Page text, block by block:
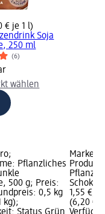
€ je 1 l)
Soja
250 ml
(6)
wählen
Pflanzliches
500 g; Preis:
0,5 kg
kg);
Marke:
1,55 €;
(6,20 €